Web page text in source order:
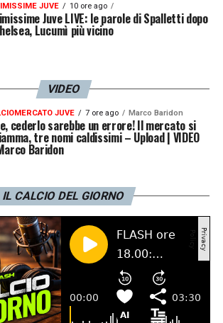
JUVE 10 ore ago
Juve LIVE: le parole di Spalletti dopo
Lucumì più vicino
VIDEO
JUVE 7 ore ago Marco Baridon
cederlo sarebbe un errore! Il mercato si
tre nomi caldissimi – Upload | VIDEO
Baridon
IL CALCIO DEL GIORNO